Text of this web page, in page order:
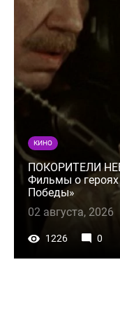
КИНО
ПОКОРИТЕЛИ
Фильмы о
Победы»
02 августа, 2026
1226 0